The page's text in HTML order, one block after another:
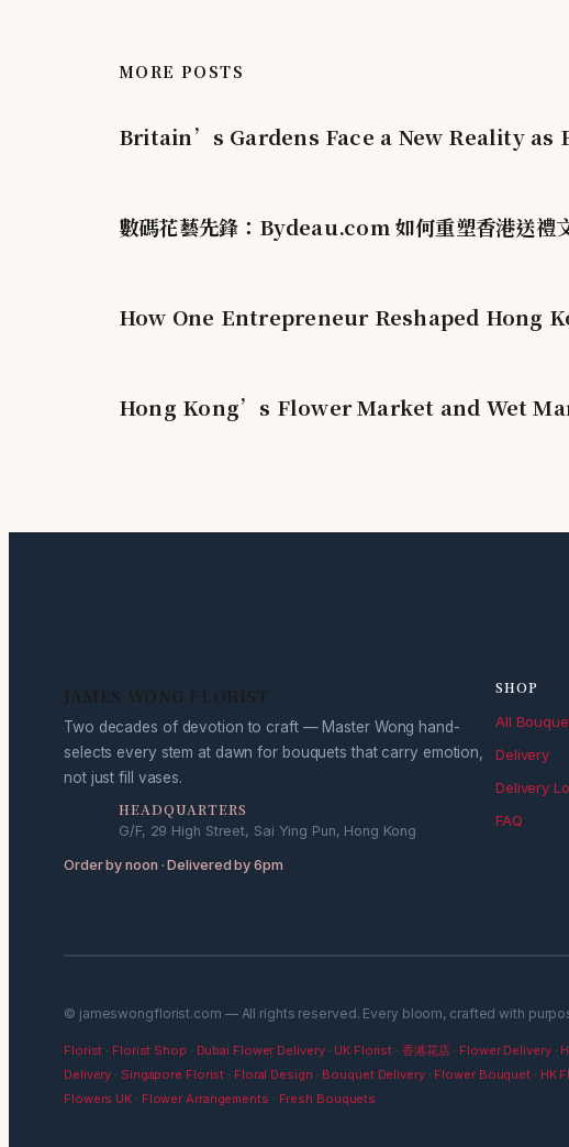
MORE POSTS
Britain’s Gardens Face a New Reality
數碼花藝先鋒：Bydeau.com 如何重塑香港送禮
How One Entrepreneur Reshaped
Hong Kong’s Flower Market and Wet
JAMES WONG FLORIST
Two decades of devotion to craft — Master Wong hand-
selects every stem at dawn for bouquets that carry emotion,
not just fill vases.
HEADQUARTERS
G/F, 29 High Street, Sai Ying Pun, Hong Kong
Order by noon · Delivered by 6pm
SHOP
All
Delivery
Delivery
FAQ
© jameswongflorist.com — All rights reserved. Every bloom, crafted with
Florist · Florist Shop · Dubai Flower Delivery· UK Florist · 香港花店· Flower Delivery·
Delivery · Singapore Florist · Floral Design · Bouquet Delivery· Flower Bouquet · HK
Flowers UK · Flower Arrangements · Fresh Bouquets